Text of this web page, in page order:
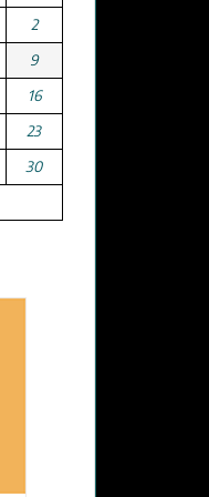
2
9
16
23
30